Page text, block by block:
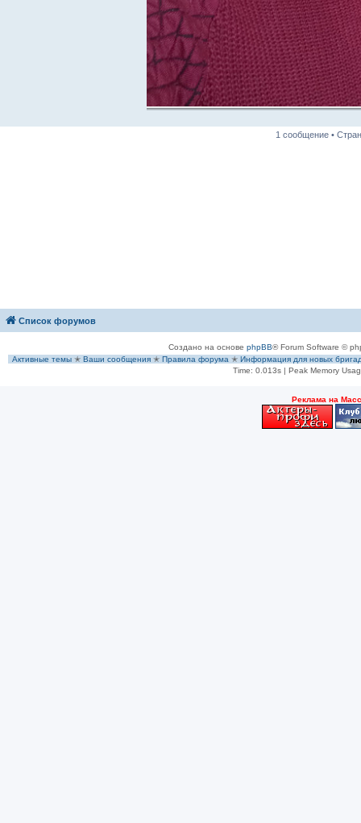
1 сообщение •
Список форумов
Создано на основе phpBB® Forum Software ©
Активные темы ✭ Ваши сообщения ✭ Правила форума ✭ Информация для новых
Time: 0.013s| Peak Memory
Рeклама на